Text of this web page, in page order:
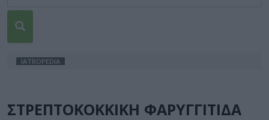
IATROPEDIA
ΣΤΡΕΠΤΟΚΟΚΚΙΚΗ ΦΑΡΥΓΓΙΤΙΔΑ